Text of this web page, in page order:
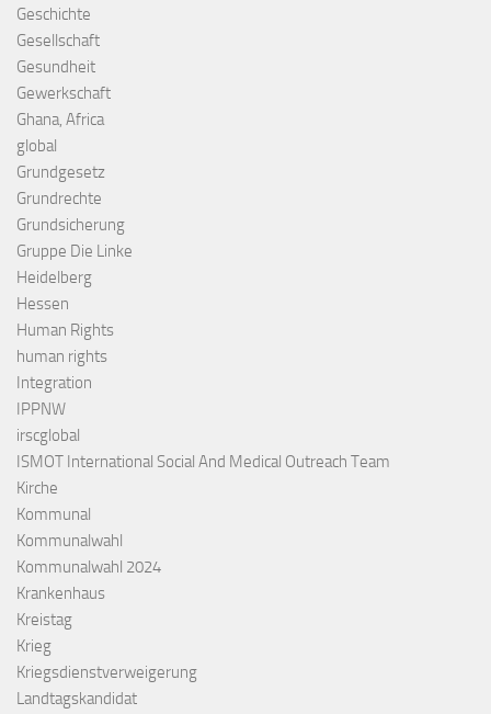
Geschichte
Gesellschaft
Gesundheit
Gewerkschaft
Ghana, Africa
global
Grundgesetz
Grundrechte
Grundsicherung
Gruppe Die Linke
Heidelberg
Hessen
Human Rights
human rights
Integration
IPPNW
irscglobal
ISMOT International Social And Medical Outreach Team
Kirche
Kommunal
Kommunalwahl
Kommunalwahl 2024
Krankenhaus
Kreistag
Krieg
Kriegsdienstverweigerung
Landtagskandidat